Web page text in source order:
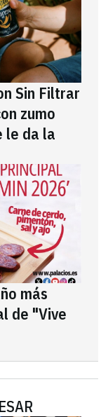
Sin Filtrar
zumo
le da la
más
de "Vive